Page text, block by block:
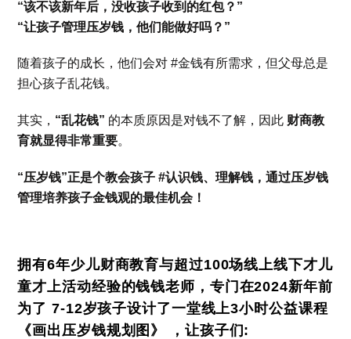
“该不该新年后，没收孩子收到的红包？”
“让孩子管理压岁钱，他们能做好吗？”
随着孩子的成长，他们会对 #金钱有所需求，但父母总是
担心孩子乱花钱。
其实， “乱花钱” 的本质原因是对钱不了解，因此 财商教
育就显得非常重要。
“压岁钱”正是个教会孩子 #认识钱、理解钱，通过压岁钱
管理培养孩子金钱观的最佳机会！
拥有6年少儿财商教育与超过100场线上线下才儿
童才上活动经验的钱钱老师，专门在2024新年前
为了 7-12岁孩子设计了一堂线上3小时公益课程
《画出压岁钱规划图》 ，让孩子们: